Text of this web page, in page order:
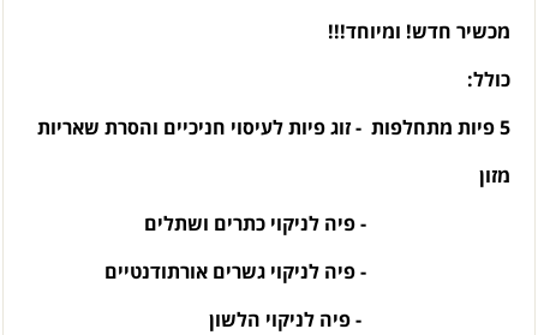
מכשיר חדש! ומיוחד!!!
כולל:
5 פיות מתחלפות - זוג פיות לעיסוי חניכיים והסרת שאריות
מזון
- פיה לניקוי כתרים ושתלים
- פיה לניקוי גשרים אורתודנטיים
- פיה לניקוי הלשון